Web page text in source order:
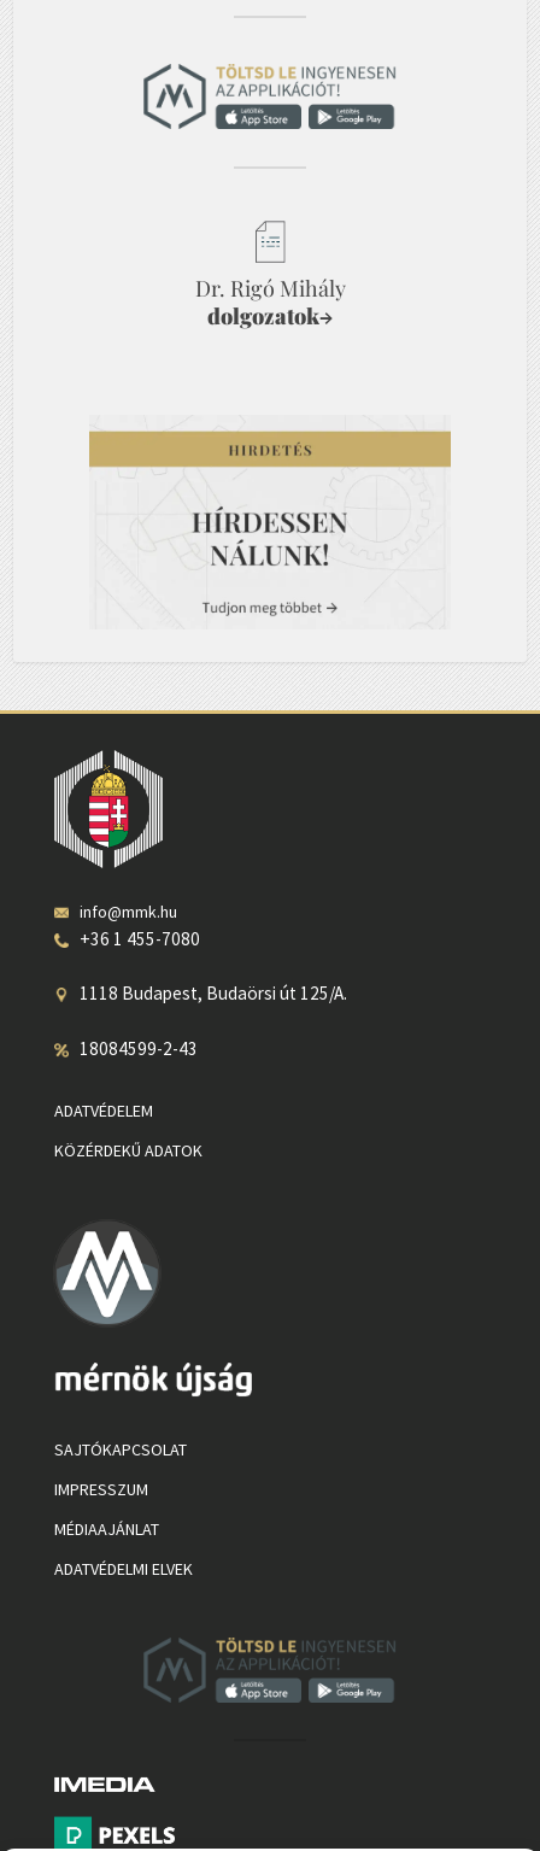
Dr. Rigó Mihály
dolgozatok→
info@mmk.hu
+36 1 455-7080
1118 Budapest, Budaörsi út 125/A.
18084599-2-43
ADATVÉDELEM
KÖZÉRDEKŰ ADATOK
SAJTÓKAPCSOLAT
IMPRESSZUM
MÉDIAAJÁNLAT
ADATVÉDELMI ELVEK